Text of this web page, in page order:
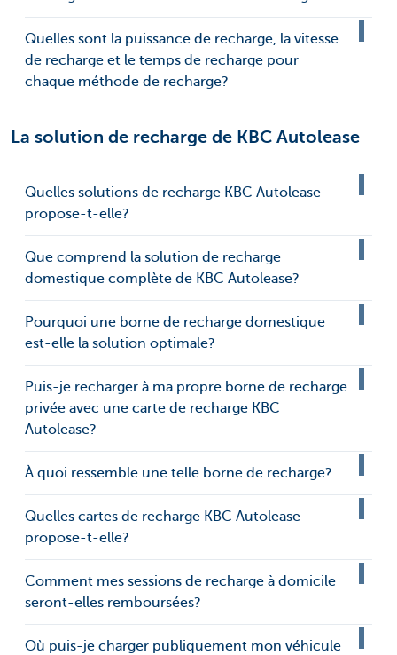
Quelles sont la puissance de recharge, la vitesse
de recharge et le temps de recharge pour
chaque méthode de recharge?
La solution de recharge de KBC Autolease
Quelles solutions de recharge KBC Autolease
propose-t-elle?
Que comprend la solution de recharge
domestique complète de KBC Autolease?
Pourquoi une borne de recharge domestique
est-elle la solution optimale?
Puis-je recharger à ma propre borne de recharge
privée avec une carte de recharge KBC
Autolease?
À quoi ressemble une telle borne de recharge?
Quelles cartes de recharge KBC Autolease
propose-t-elle?
Comment mes sessions de recharge à domicile
seront-elles remboursées?
Où puis-je charger publiquement mon véhicule